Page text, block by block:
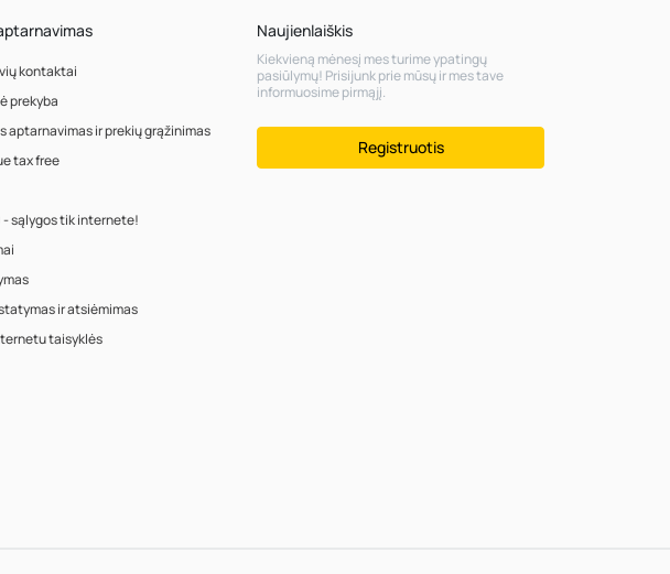
kontaktai
prekyba
aptarnavimas ir prekių grąžinimas
tax free
- sąlygos tik internete!
ir atsiėmimas
taisyklės
Naujienlaiškis
Kiekvieną mėnesį mes turime ypatingų
pasiūlymų! Prisijunk prie mūsų ir mes tave
informuosime pirmąjį.
Registruotis